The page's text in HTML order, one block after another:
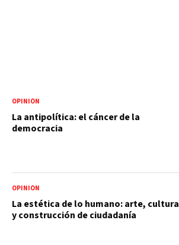
OPINIÓN
La antipolítica: el cáncer de la
democracia
OPINIÓN
La estética de lo humano: arte, cultura
y construcción de ciudadanía